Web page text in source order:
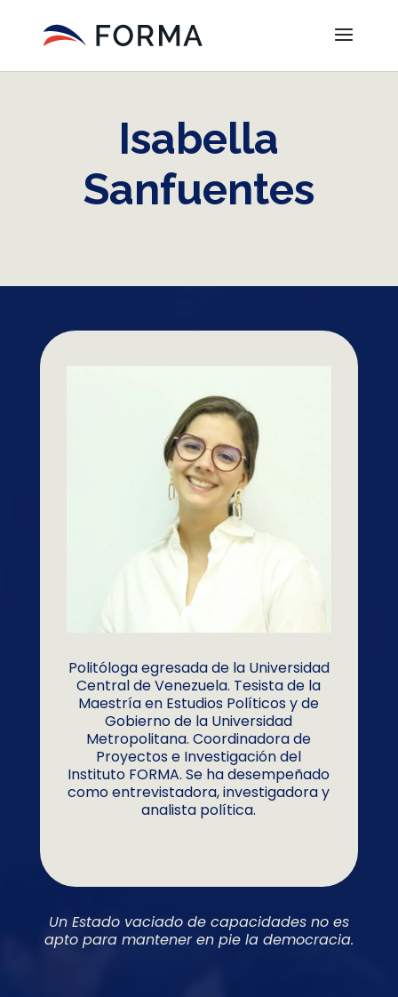
Isabella
Sanfuentes
Politóloga egresada de la Universidad
Central de Venezuela. Tesista de la
Maestría en Estudios Políticos y de
Gobierno de la Universidad
Metropolitana. Coordinadora de
Proyectos e Investigación del
Instituto FORMA. Se ha desempeñado
como entrevistadora, investigadora y
analista política.
Un Estado vaciado de capacidades no es
apto para mantener en pie la democracia.